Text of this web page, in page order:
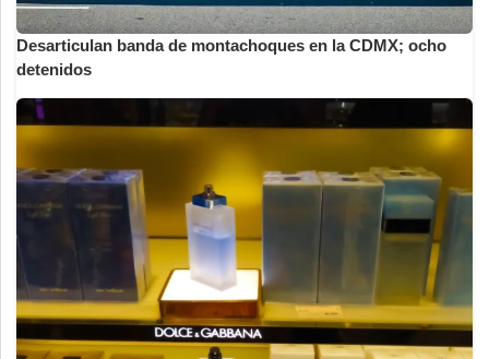
Desarticulan banda de montachoques en la CDMX; ocho
detenidos